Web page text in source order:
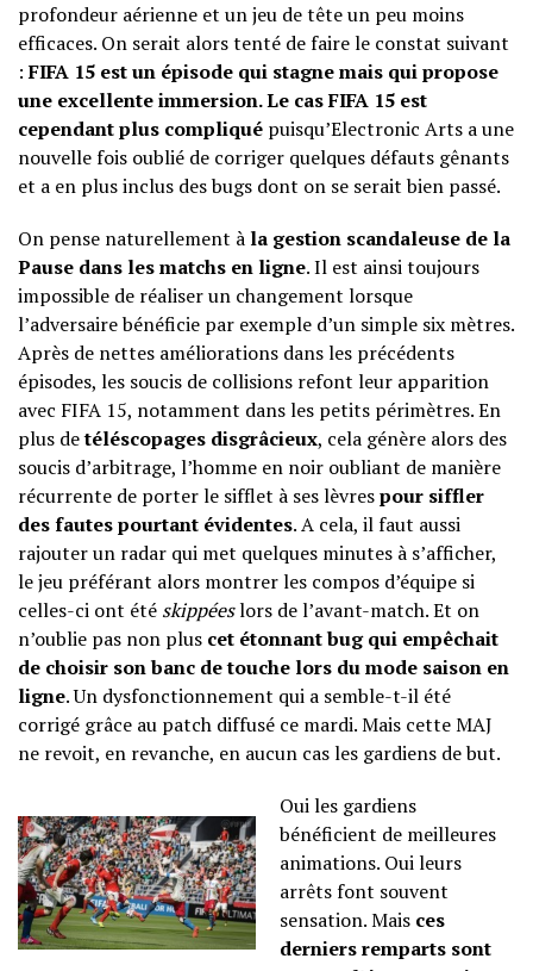
profondeur aérienne et un jeu de tête un peu moins
efficaces. On serait alors tenté de faire le constat suivant
:FIFA 15 est un épisode qui stagne mais qui propose
une excellente immersion. Le cas FIFA 15 est
cependant plus compliqué puisqu’Electronic Arts a une
nouvelle fois oublié de corriger quelques défauts gênants
et a en plus inclus des bugs dont on se serait bien passé.
On pense naturellement à la gestion scandaleuse de la
Pause dans les matchs en ligne. Il est ainsi toujours
impossible de réaliser un changement lorsque
l’adversaire bénéficie par exemple d’un simple six mètres.
Après de nettes améliorations dans les précédents
épisodes, les soucis de collisions refont leur apparition
avec FIFA 15, notamment dans les petits périmètres. En
plus detéléscopages disgrâcieux, cela génère alors des
soucis d’arbitrage, l’homme en noir oubliant de manière
récurrente de porter le sifflet à ses lèvrespour siffler
des fautes pourtant évidentes. A cela, il faut aussi
rajouter un radar qui met quelques minutes à s’afficher,
le jeu préférant alors montrer les compos d’équipe si
celles-ci ont été skippéeslors de l’avant-match. Et on
n’oublie pas non plus cet étonnant bug qui empêchait
de choisir son banc de touche lors du mode saison en
ligne. Un dysfonctionnement qui a semble-t-il été
corrigé grâce au patch diffusé ce mardi. Mais cette MAJ
ne revoit, en revanche, en aucun cas les gardiens de but.
Oui les gardiens
bénéficient de meilleures
animations. Oui leurs
arrêts font souvent
sensation. Mais ces
derniers remparts sont